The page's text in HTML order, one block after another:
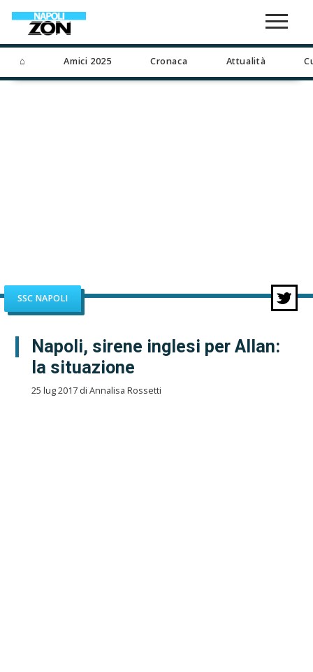
⌂ Amici 2025 Cronaca Attualità
SSC NAPOLI
Napoli, sirene inglesi per Allan:
la situazione
25 lug 2017 di Annalisa Rossetti